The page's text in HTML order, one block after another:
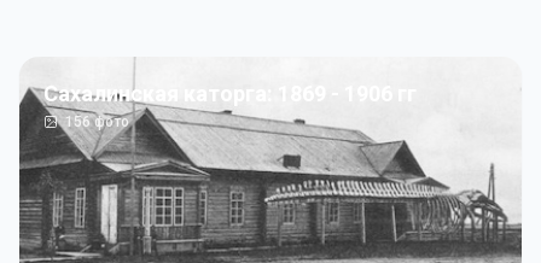
Сахалинская каторга: 1869 - 1906 гг
156фото